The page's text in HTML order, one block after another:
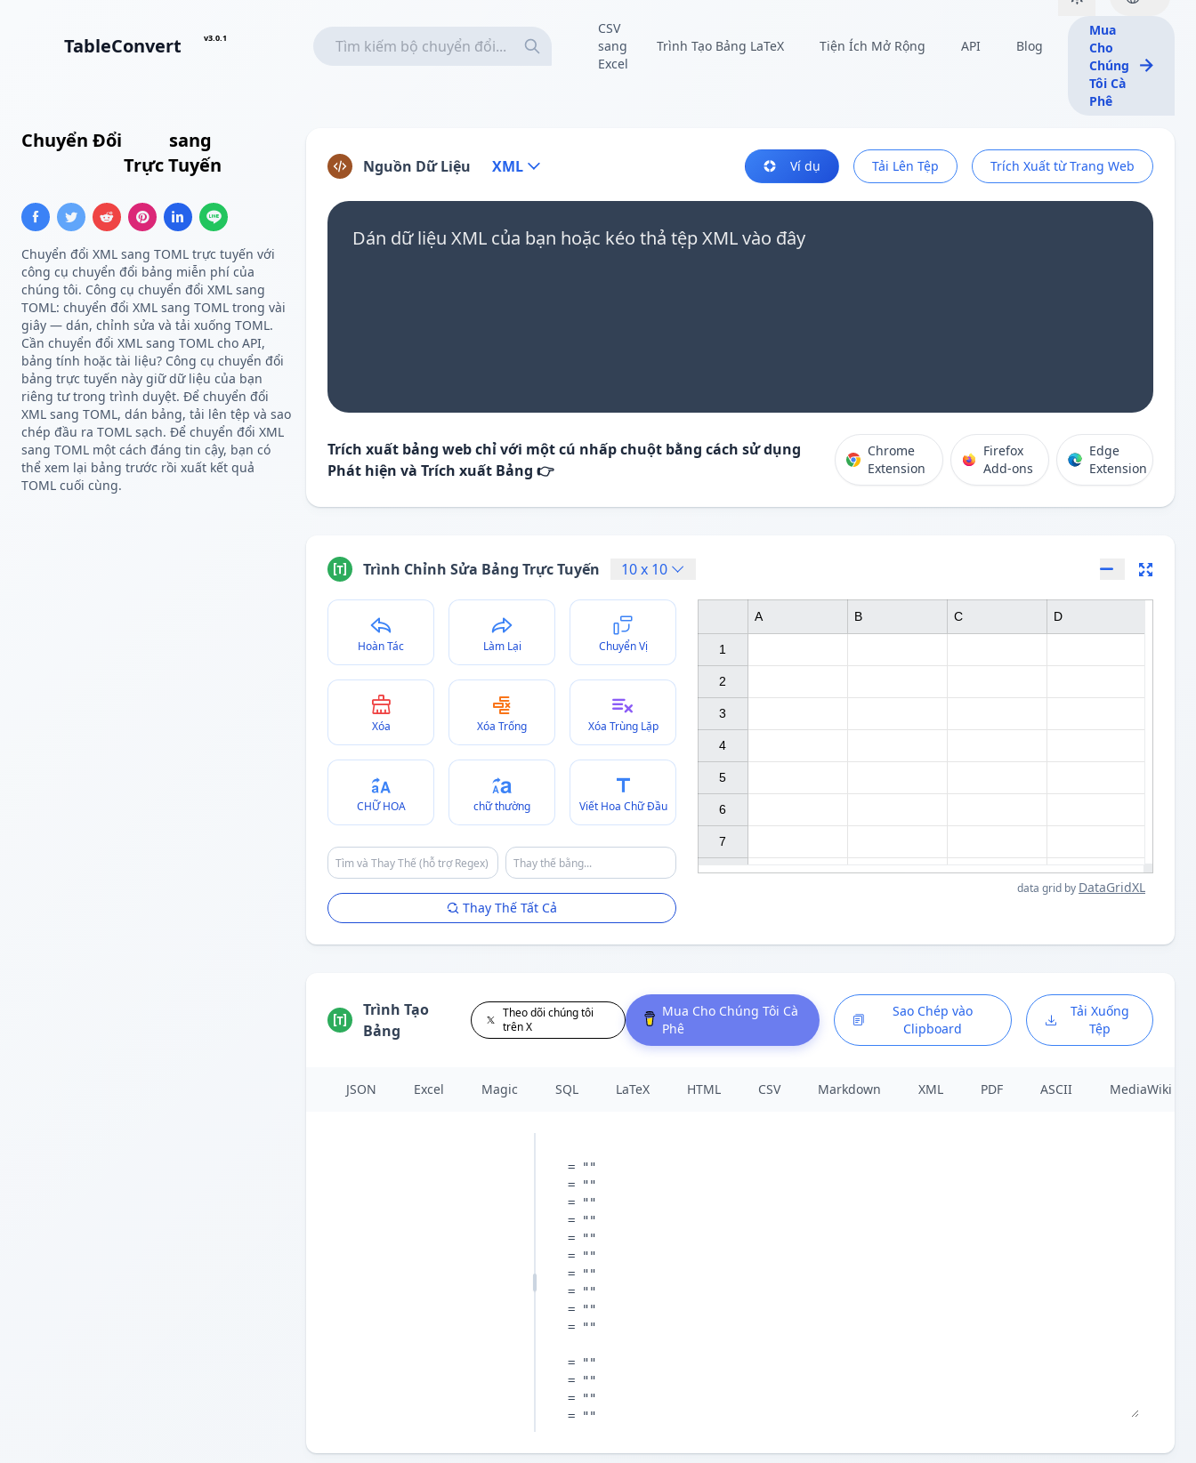
TableConvert v3.0.1
CSV
sang
Excel
Trình Tạo Bảng LaTeX Tiện Ích Mở Rộng API Blog
Mua
Cho
Chúng
Tôi Cà
Phê
Chuyển Đổi sang
Trực Tuyến
Chuyển đổi XML sang TOML trực tuyến với
công cụ chuyển đổi bảng miễn phí của
chúng tôi. Công cụ chuyển đổi XML sang
TOML: chuyển đổi XML sang TOML trong vài
giây — dán, chỉnh sửa và tải xuống TOML.
Cần chuyển đổi XML sang TOML cho API,
bảng tính hoặc tài liệu? Công cụ chuyển đổi
bảng trực tuyến này giữ dữ liệu của bạn
riêng tư trong trình duyệt. Để chuyển đổi
XML sang TOML, dán bảng, tải lên tệp và sao
chép đầu ra TOML sạch. Để chuyển đổi XML
sang TOML một cách đáng tin cậy, bạn có
thể xem lại bảng trước rồi xuất kết quả
TOML cuối cùng.
Nguồn Dữ Liệu XML Ví dụ Tải Lên Tệp Trích Xuất từ Trang Web
Dán dữ liệu XML của bạn hoặc kéo thả tệp XML vào đây
Trích xuất bảng web chỉ với một cú nhấp chuột bằng cách sử dụng
Phát hiện và Trích xuất Bảng 👉
Chrome
Extension
Firefox
Add-ons
Edge
Extension
Trình Chỉnh Sửa Bảng Trực Tuyến 10x 10
Hoàn Tác Làm Lại Chuyển Vị
Xóa Xóa Trống Xóa Trùng Lặp
CHỮ HOA chữ thường Viết Hoa Chữ Đầu
Thay Thế Tất Cả
1
2
3
4
5
6
7
A B C D
data grid by DataGridXL
Trình Tạo
Bảng
Theo dõi chúng tôi
trên X
Mua Cho Chúng Tôi Cà
Phê
Sao Chép vào
Clipboard
Tải Xuống
Tệp
JSON Excel Magic SQL LaTeX HTML CSV Markdown XML PDF ASCII MediaWiki